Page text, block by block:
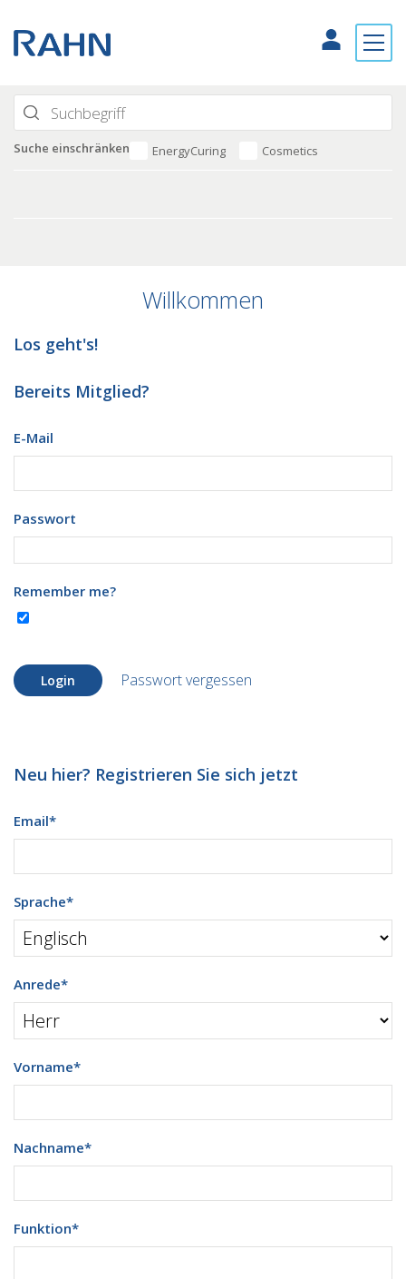
Suche einschränken EnergyCuring Cosmetics
Willkommen
Los geht's!
Bereits Mitglied?
E-Mail
Passwort
Remember me?
Login Passwort vergessen
Neu hier? Registrieren Sie sich jetzt
Email*
Sprache*
Anrede*
Vorname*
Nachname*
Funktion*